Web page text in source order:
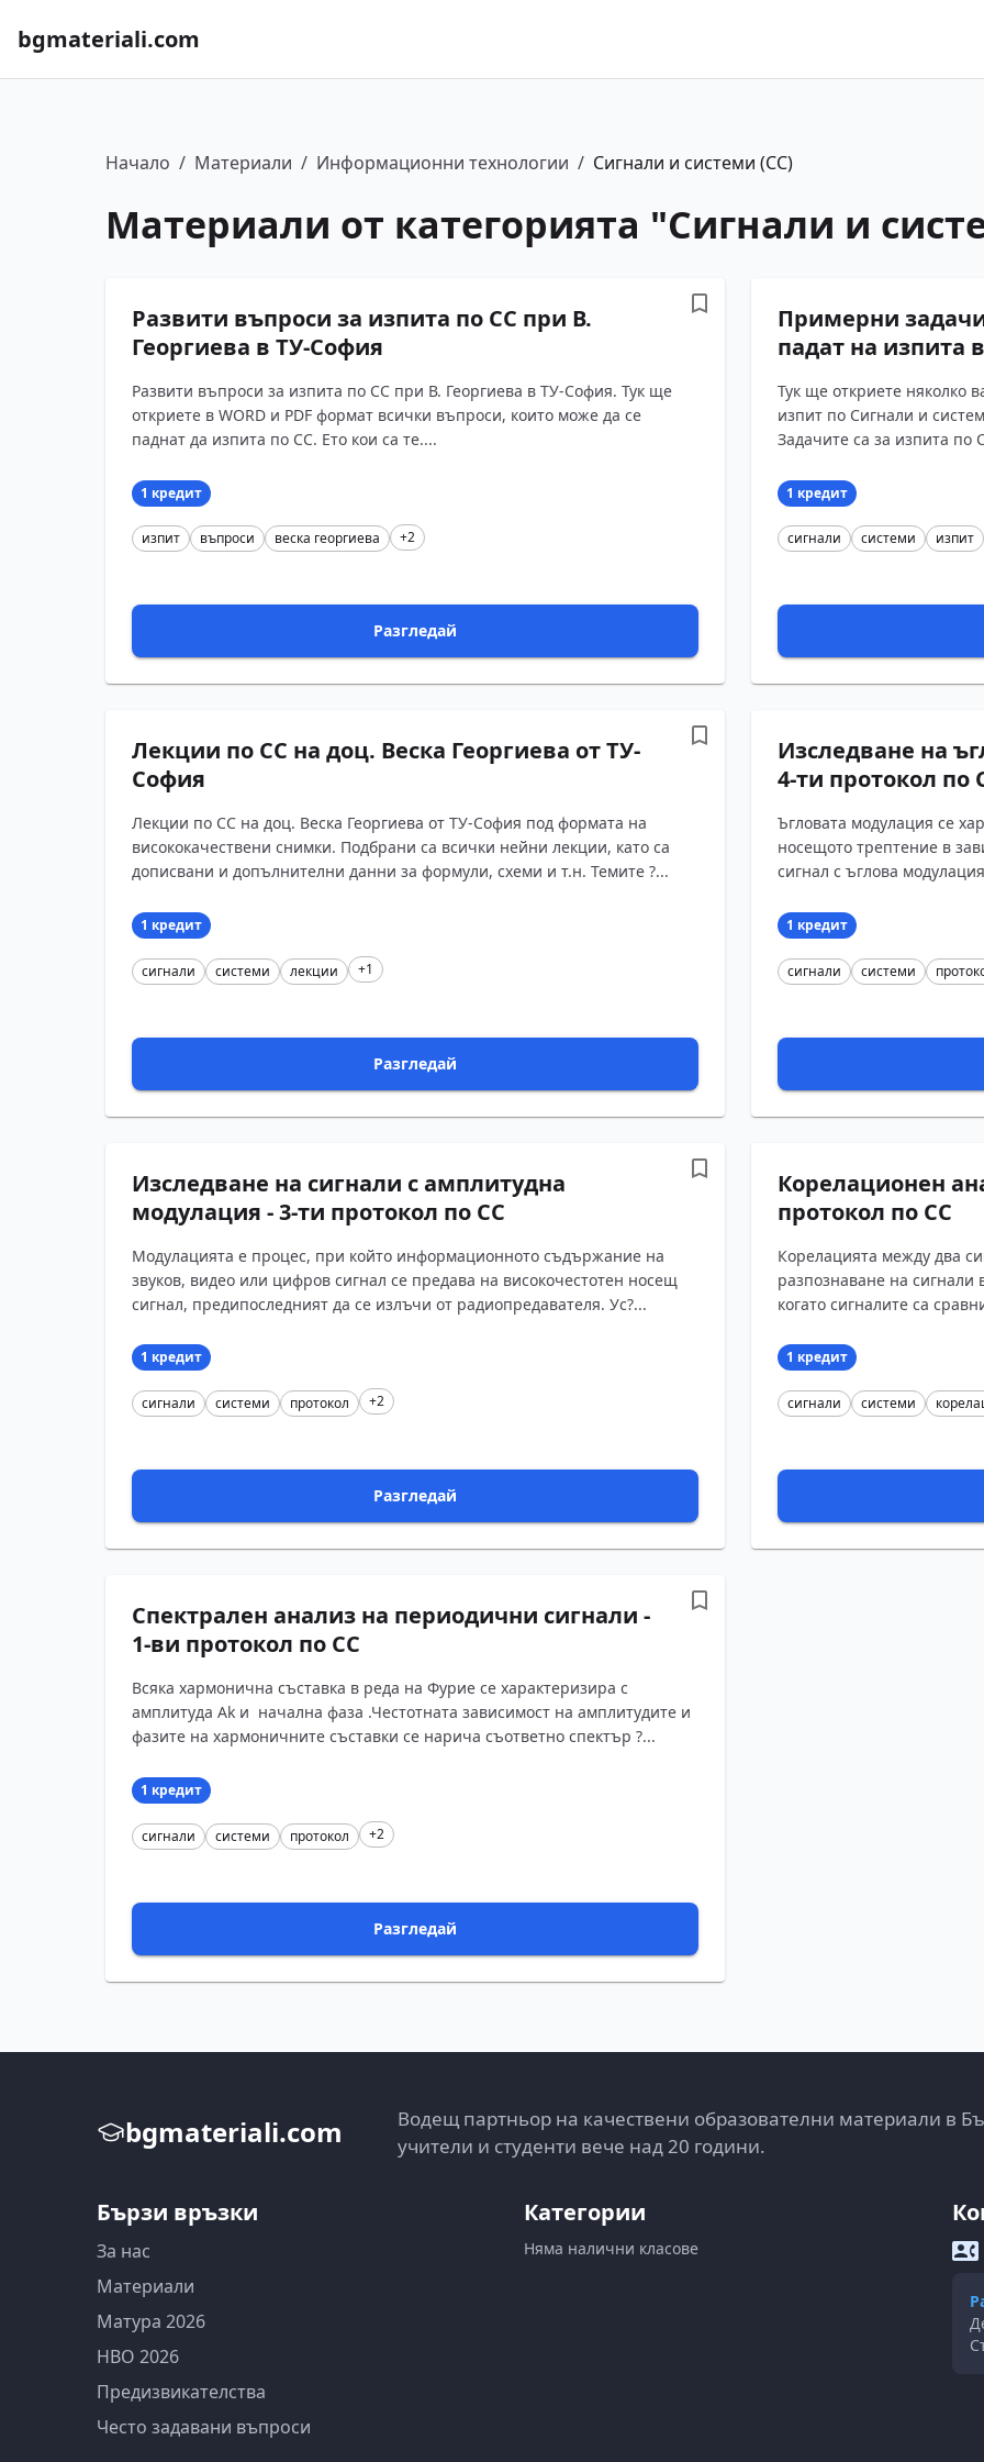
bgmateriali.com
Начало / Материали / Информационни технологии / Сигнали и системи (СС)
Материали от категорията "Сигнали и
Развити въпроси за изпита по СС при В.
Георгиева в ТУ-София
Развити въпроси за изпита по СС при В. Георгиева в ТУ-София. Тук ще
откриете в WORD и PDF формат всички въпроси, които може да се
паднат да изпита по СС. Ето кои са те....
1 кредит
изпит въпроси веска георгиева +2
Разгледай
Примерни
падат на изпита
Тук ще откриете няколко
изпит по Сигнали и
Задачите са за изпита по
1 кредит
сигнали системи изпит
Лекции по СС на доц. Веска Георгиева от ТУ-
София
Лекции по СС на доц. Веска Георгиева от ТУ-София под формата на
висококачествени снимки. Подбрани са всички нейни лекции, като са
дописвани и допълнителни данни за формули, схеми и т.н. Темите ?...
1 кредит
сигнали системи лекции +1
Разгледай
Изследване на
4-ти протокол по
Ъгловата модулация се
носещото трептение в
сигнал с ъглова
1 кредит
сигнали системи
Изследване на сигнали с амплитудна
модулация - 3-ти протокол по СС
Модулацията е процес, при който информационното съдържание на
звуков, видео или цифров сигнал се предава на високочестотен носещ
сигнал, предипоследният да се излъчи от радиопредавателя. Ус?...
1 кредит
сигнали системи протокол +2
Разгледай
Корелационен
протокол по СС
Корелацията между два
разпознаване на
когато сигналите са
1 кредит
сигнали системи
Спектрален анализ на периодични сигнали -
1-ви протокол по СС
Всяка хармонична съставка в реда на Фурие се характеризира с
амплитуда Ak и начална фаза .Честотната зависимост на амплитудите и
фазите на хармоничните съставки се нарича съответно спектър ?...
1 кредит
сигнали системи протокол +2
Разгледай
bgmateriali.com
Водещ партньор на качествени образователни материали в
учители и студенти вече над 20 години.
Бързи връзки
За нас
Материали
Матура 2026
НВО 2026
Предизвикателства
Често задавани въпроси
Категории
Няма налични класове